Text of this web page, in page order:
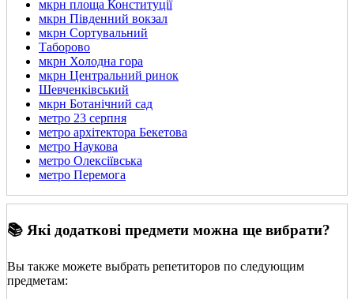
мкрн площа Конституції
мкрн Південний вокзал
мкрн Сортувальний
Таборово
мкрн Холодна гора
мкрн Центральний ринок
Шевченківський
мкрн Ботанічний сад
метро 23 серпня
метро архітектора Бекетова
метро Наукова
метро Олексіївська
метро Перемога
📚 Які додаткові предмети можна ще вибрати?
Вы также можете выбрать репетиторов по следующим
предметам: